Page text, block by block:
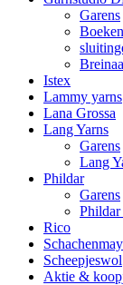
Garens
Istex
Lammy yarns
Lana Grossa
Lang Yarns
Garens
Lang
Phildar
Garens
Phildar
Rico
Scheepjeswol
Aktie &